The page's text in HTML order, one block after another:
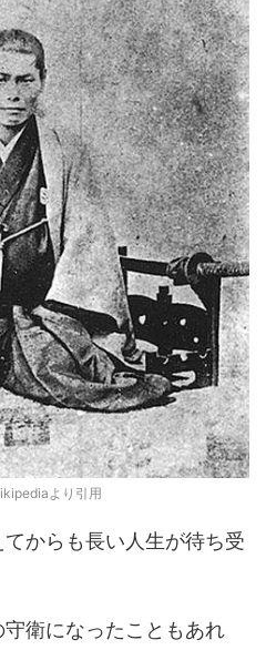
より引用
からも長い人生が待ち受
衛になったこともあれ